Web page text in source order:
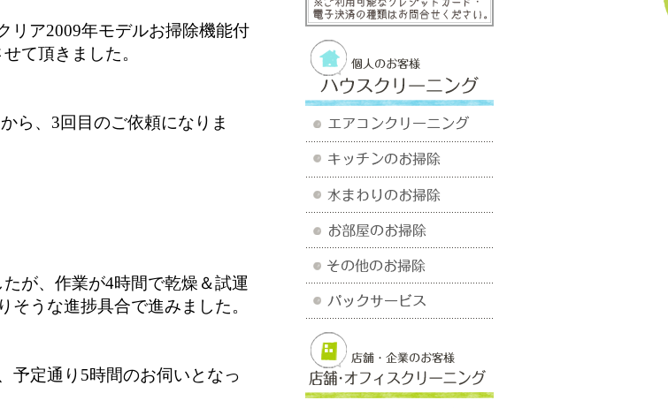
リア2009年モデルお掃除機能付
て頂きました。
ら、3回目のご依頼になりま
が、作業が4時間で乾燥＆試運
うな進捗具合で進みました。
予定通り5時間のお伺いとなっ